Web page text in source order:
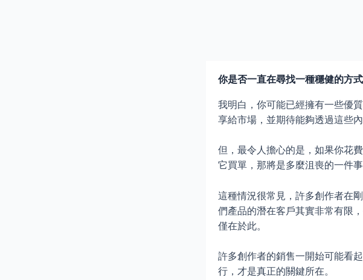
你是否一直在尋找一種穩健的方
我明白，你可能已經擁有一些優
享給市場，並期待能夠透過這些內
但，最令人擔心的是，如果你花
它買單，那將是多麼沮喪的一件事
這種情況很常見，許多創作者在
們產品的潛在客戶其實非常有限
僅在於此。
許多創作者的銷售一開始可能看
行，才是真正的關鍵所在。